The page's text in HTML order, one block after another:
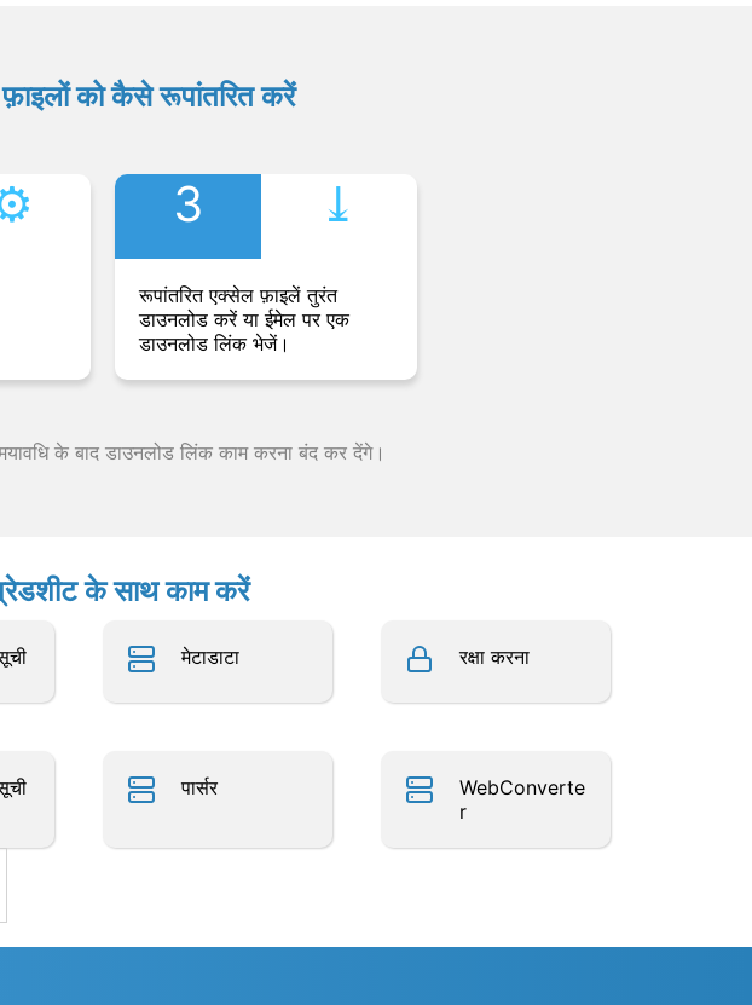
को कैसे रूपांतरित करें
3 ⤓︎
रूपांतरित एक्सेल फ़ाइलें तुरंत
डाउनलोड करें या ईमेल पर एक
डाउनलोड लिंक भेजें।
के बाद डाउनलोड लिंक काम करना बंद कर देंगे।
के साथ काम करें
मेटाडाटा रक्षा करना
पार्सर
WebConverte
r